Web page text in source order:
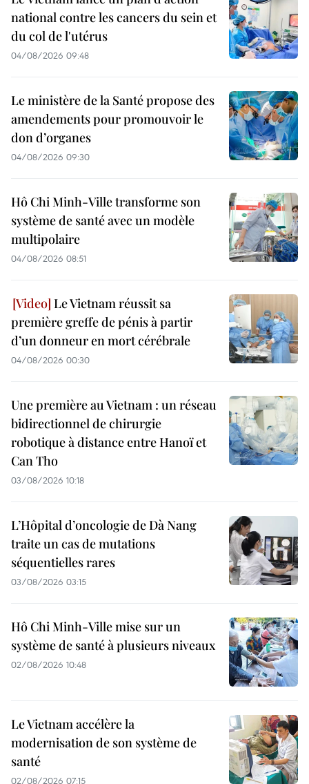
national contre les cancers du sein et
du col de l'utérus
04/08/2026 09:48
Le ministère de la Santé propose des
amendements pour promouvoir le
don d’organes
04/08/2026 09:30
Hô Chi Minh-Ville transforme son
système de santé avec un modèle
multipolaire
04/08/2026 08:51
Le Vietnam réussit sa
première greffe de pénis à partir
d’un donneur en mort cérébrale
04/08/2026 00:30
Une première au Vietnam : un réseau
bidirectionnel de chirurgie
robotique à distance entre Hanoï et
Can Tho
03/08/2026 10:18
L’Hôpital d’oncologie de Dà Nang
traite un cas de mutations
séquentielles rares
03/08/2026 03:15
Hô Chi Minh-Ville mise sur un
système de santé à plusieurs niveaux
02/08/2026 10:48
Le Vietnam accélère la
modernisation de son système de
santé
02/08/2026 07:15